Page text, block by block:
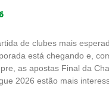
de clubes mais
está chegando e,
as apostas Final da
2026 estão mais